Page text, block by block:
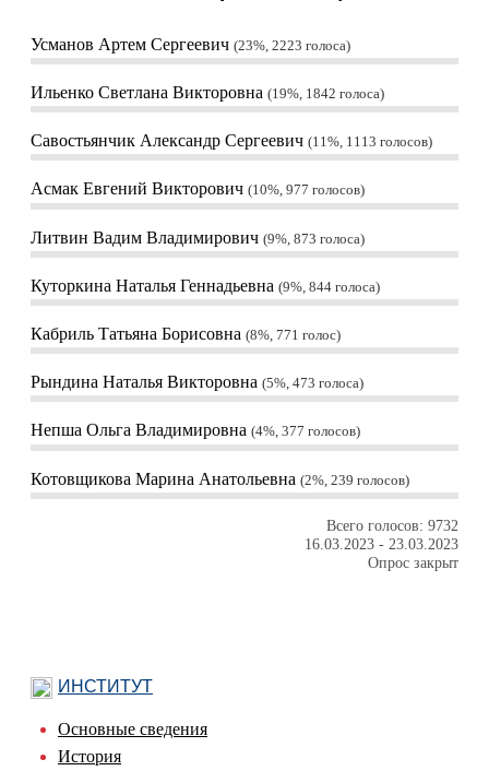
Усманов Артем Сергеевич 23%, 2223 голоса
Ильенко Светлана Викторовна 19%, 1842 голоса
Савостьянчик Александр Сергеевич 11%, 1113 голосов
Асмак Евгений Викторович 10%, 977 голосов
Литвин Вадим Владимирович 9%, 873 голоса
Куторкина Наталья Геннадьевна 9%, 844 голоса
Кабриль Татьяна Борисовна 8%, 771 голос
Рындина Наталья Викторовна 5%, 473 голоса
Непша Ольга Владимировна 4%, 377 голосов
Котовщикова Марина Анатольевна 2%, 239 голосов
Всего голосов: 9732
16.03.2023 - 23.03.2023
Опрос закрыт
ИНСТИТУТ
Основные сведения
История